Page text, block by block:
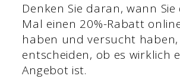
Denken Sie daran, wann
Mal einen 20%-Rabatt
haben und versucht haben,
entscheiden, ob es wirklich
Angebot ist.